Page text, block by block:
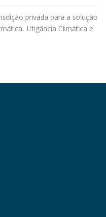
privada para a solução
Litigância Climática e